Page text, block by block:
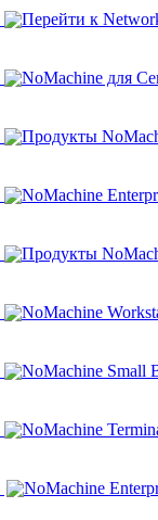
Перейти к
NoMachine для
Продукты
NoMachine
Продукты
NoMachine
NoMachine Small
NoMachine
NoMachine